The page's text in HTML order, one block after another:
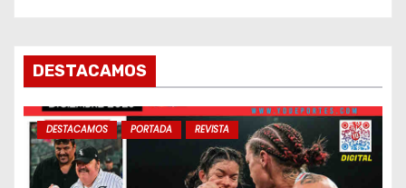
s
DESTACAMOS
DESTACAMOS PORTADA REVISTA